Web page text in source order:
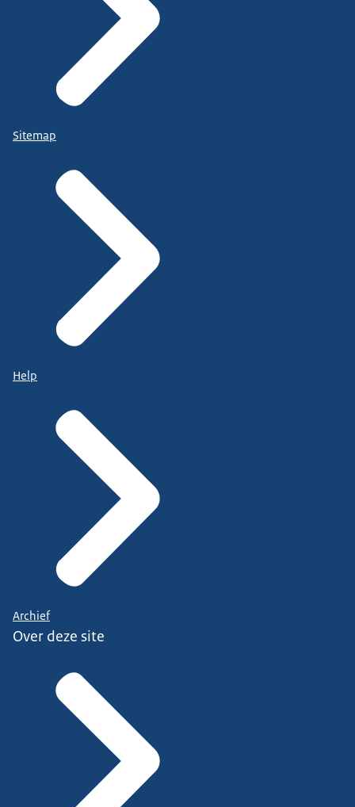
Sitemap
Help
Archief
Over deze site